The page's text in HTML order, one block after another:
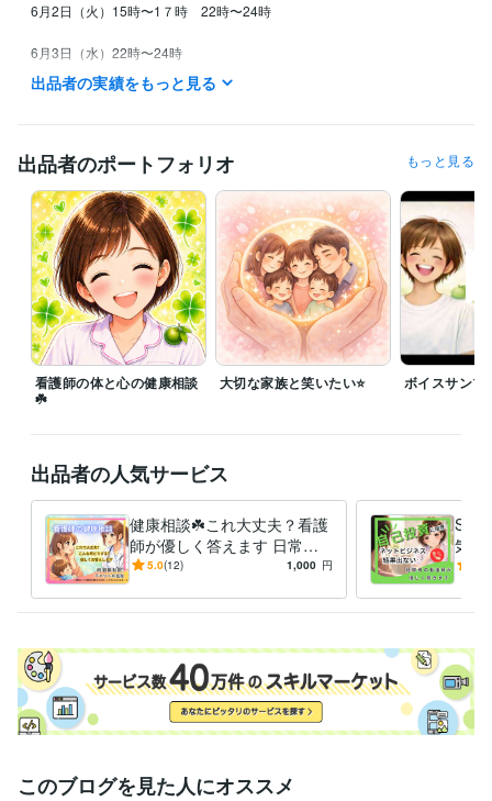
6月2日（火）15時〜1７時　22時〜24時
6月3日（水）22時〜24時
6月4日（木）11時半〜14時　22時〜24時
6月6日（土）休
6月7日（日）休
※土・日・祝日ご相談により対応可能です⭐️
又、上記スケジュール以外でも対応が可能な場合もございますので、お
気軽にDMにてメッセージをよろしくお願いします。
⭐️電話☆チャットサービス共に、メッセージにてご希望の日時をすり合わ
せの上、対応させて頂いております。お気軽にDMにてお問合わせ下さい
⭐️お問合わせ、ご予約は２４時間受付けており頂いたメッセージへの返信
⭐️評価・感想について
評価や感想は任意となっておりますので、ご無理なさらないようにお願
いします。
⭐️ココナラ以外で日中のお仕事やオンラインの活動も行っているので、待
機していないお時間もあります。もし、タイミングが合わない場合は、
お気軽にメッセージを頂けますと嬉しいです。
医療・介護 / 看護師 経験年数 : 20年
受賞歴
資格・検定
出品者の実績をもっと見る
出品者のポートフォリオ もっと見る
看護師の体と心の健康相談
☘️
大切な家族と笑いたい⭐️ ボイスサン
出品者の人気サービス
健康相談☘️これ大丈夫？看護
師が優しく答えます 日常の
不安に寄り添い安心へつなぐ
5.0(12) 1,000 円
SNS
気持
ット
このブログを見た人にオススメ